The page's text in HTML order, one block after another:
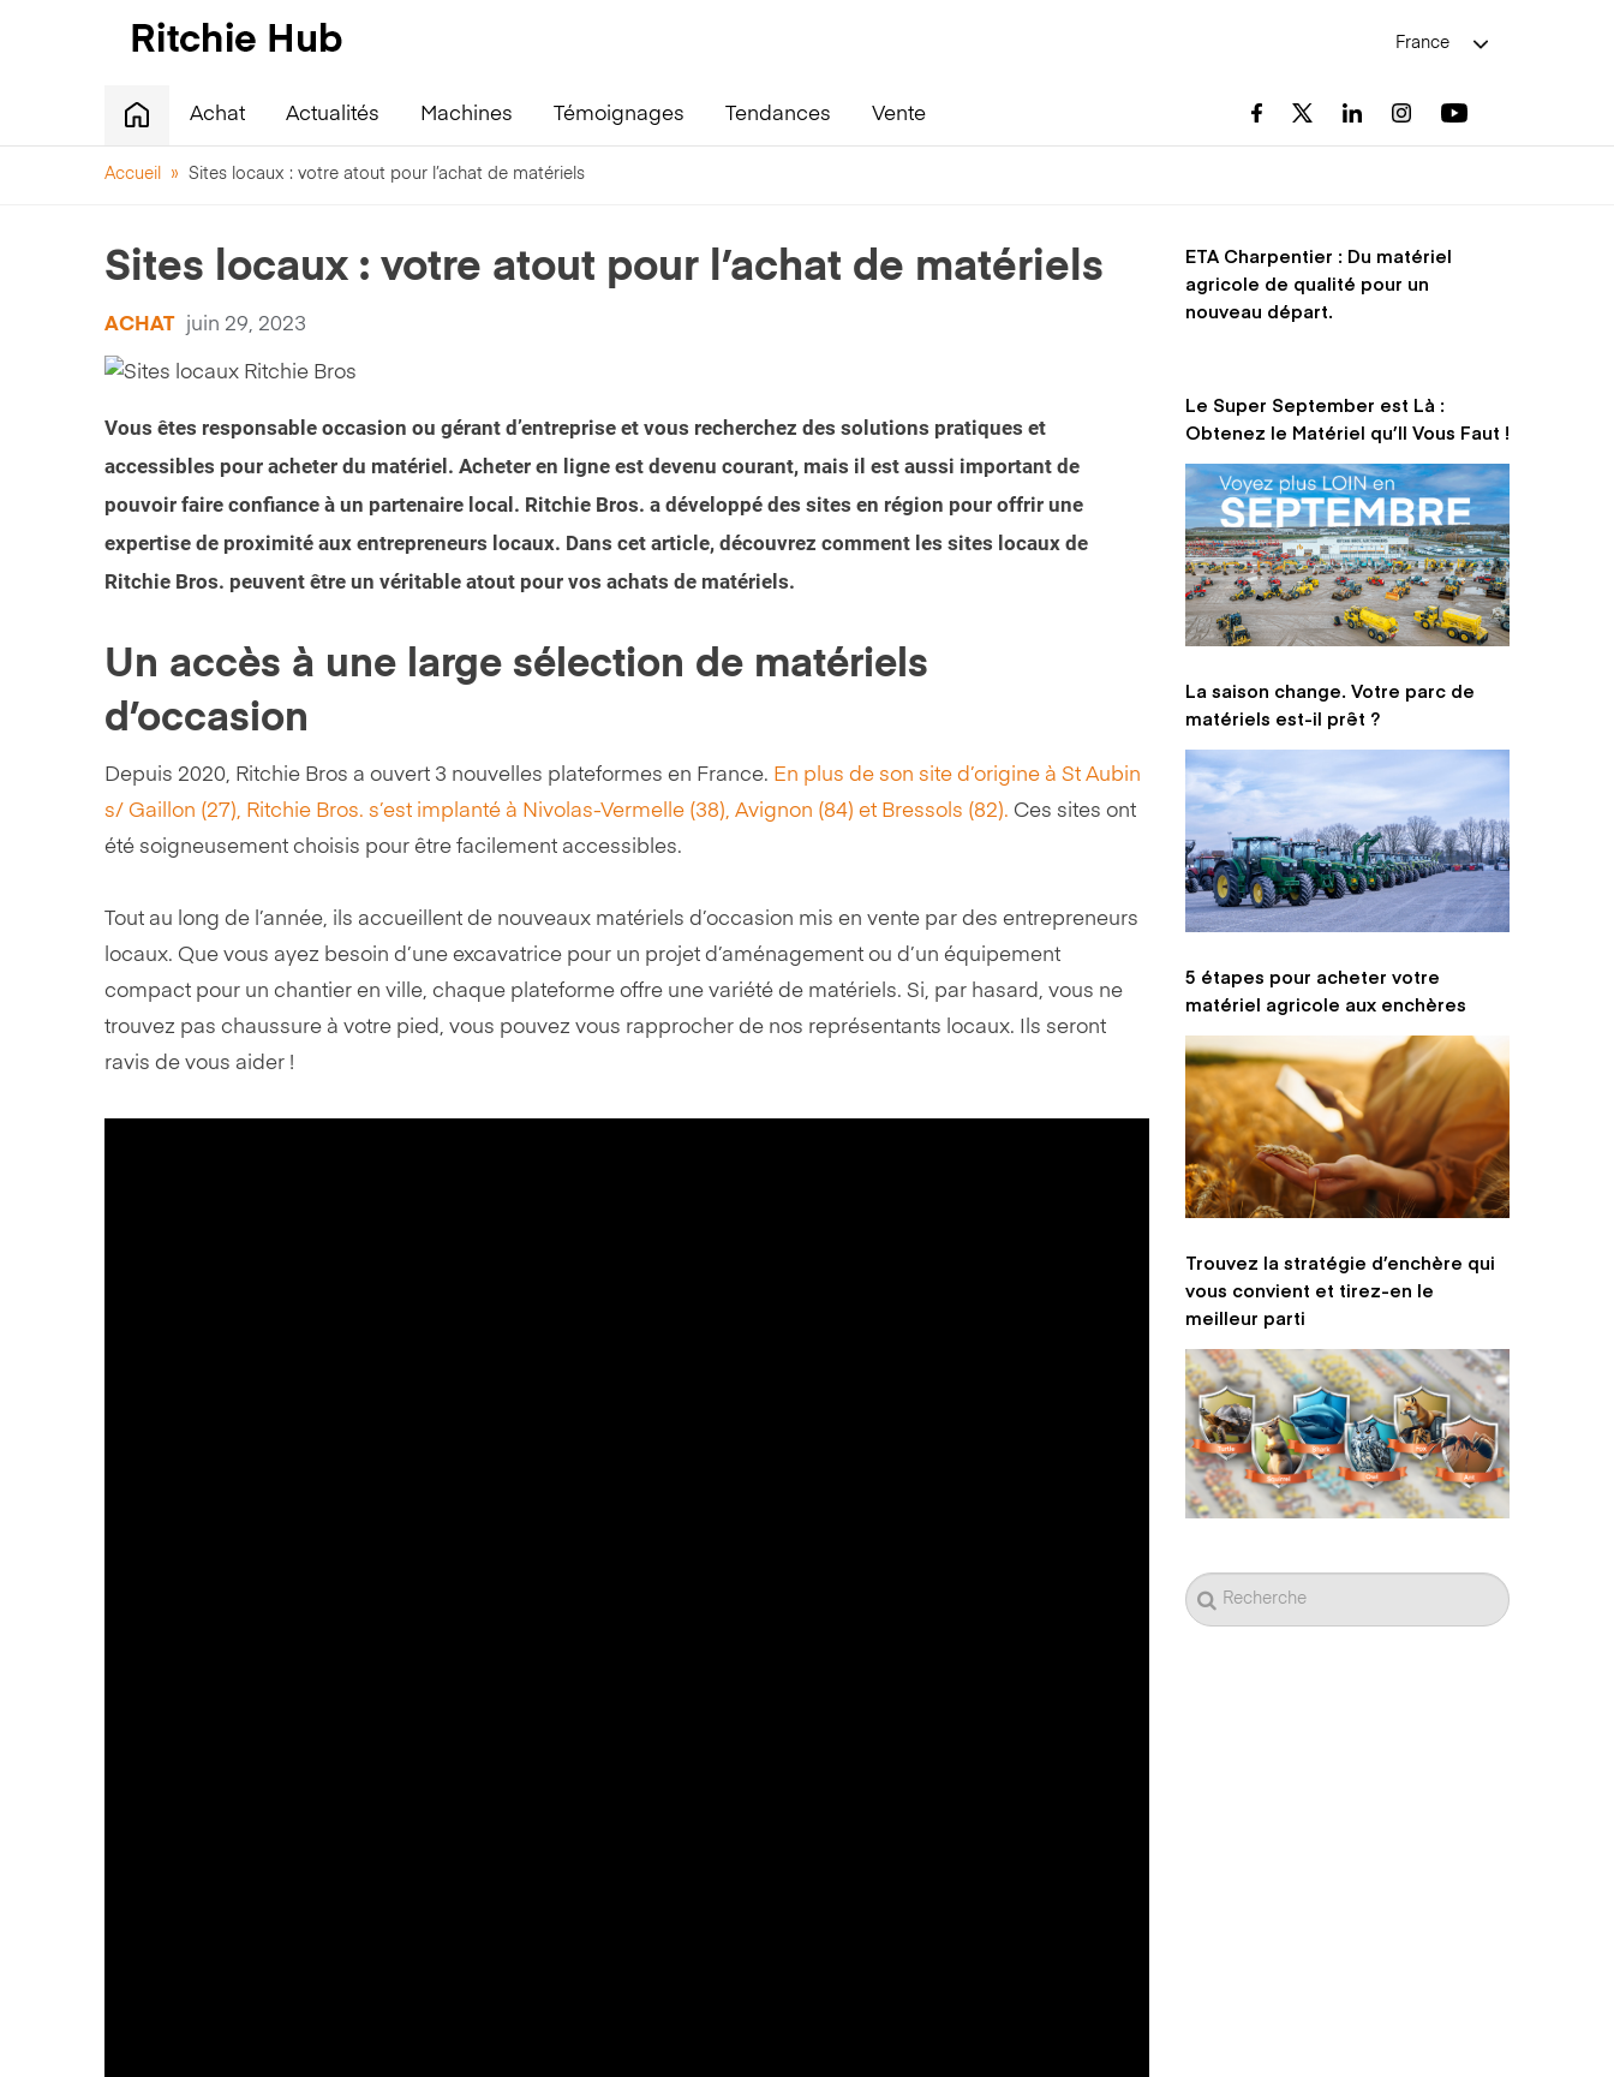
France
Achat Actualités Machines Témoignages Tendances Vente
Accueil » Sites locaux : votre atout pour l’achat de matériels
Sites locaux : votre atout pour l’achat de matériels
ACHAT juin 29, 2023
Vous êtes responsable occasion ou gérant d’entreprise et vous recherchez des solutions pratiques et
accessibles pour acheter du matériel. Acheter en ligne est devenu courant, mais il est aussi important de
pouvoir faire confiance à un partenaire local. Ritchie Bros. a développé des sites en région pour offrir une
expertise de proximité aux entrepreneurs locaux. Dans cet article, découvrez comment les sites locaux de
Ritchie Bros. peuvent être un véritable atout pour vos achats de matériels.
Un accès à une large sélection de matériels
d’occasion
Depuis 2020, Ritchie Bros a ouvert 3 nouvelles plateformes en France. En plus de son site d’origine à St Aubin
s/ Gaillon (27), Ritchie Bros. s’est implanté à Nivolas-Vermelle (38), Avignon (84) et Bressols (82). Ces sites ont
été soigneusement choisis pour être facilement accessibles.
Tout au long de l’année, ils accueillent de nouveaux matériels d’occasion mis en vente par des entrepreneurs
locaux. Que vous ayez besoin d’une excavatrice pour un projet d’aménagement ou d’un équipement
compact pour un chantier en ville, chaque plateforme offre une variété de matériels. Si, par hasard, vous ne
trouvez pas chaussure à votre pied, vous pouvez vous rapprocher de nos représentants locaux. Ils seront
ravis de vous aider !
ETA Charpentier : Du matériel
agricole de qualité pour un
nouveau départ.
Le Super September est Là :
Obtenez le Matériel qu’Il Vous Faut !
La saison change. Votre parc de
matériels est-il prêt ?
5 étapes pour acheter votre
matériel agricole aux enchères
Trouvez la stratégie d’enchère qui
vous convient et tirez-en le
meilleur parti